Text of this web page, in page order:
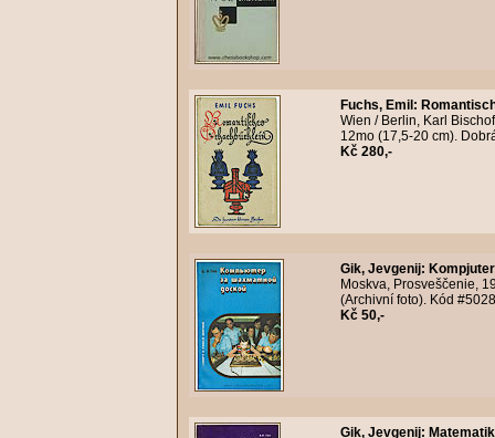
Fuchs, Emil :
Wien / Berlin, Karl
12mo (17,5-20 cm).
Kč 280,-
Gik, Jevgenij:
Moskva, Prosveščenie,
(Archivní foto). Kód
Kč 50,-
Gik, Jevgenij: